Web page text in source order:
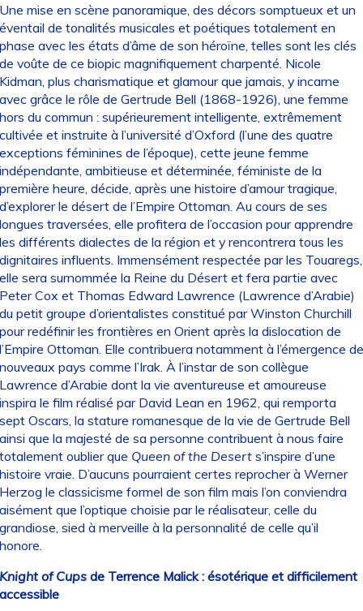
mise en scène panoramique, des décors somptueux et un
de tonalités musicales et poétiques totalement en
avec les états d’âme de son héroïne, telles sont les clés
voûte de ce biopic magnifiquement charpenté. Nicole
plus charismatique et glamour que jamais, y incarne
grâce le rôle de Gertrude Bell (1868-1926), une femme
du commun : supérieurement intelligente, extrêmement
et instruite à l’université d’Oxford (l’une des quatre
féminines de l’époque), cette jeune femme
ambitieuse et déterminée, féministe de la
heure, décide, après une histoire d’amour tragique,
le désert de l’Empire Ottoman. Au cours de ses
traversées, elle profitera de l’occasion pour apprendre
différents dialectes de la région et y rencontrera tous les
influents. Immensément respectée par les Touaregs,
sera surnommée la Reine du Désert et fera partie avec
Cox et Thomas Edward Lawrence (Lawrence d’Arabie)
petit groupe d’orientalistes constitué par Winston Churchill
redéfinir les frontières en Orient après la dislocation de
Ottoman. Elle contribuera notamment à l’émergence de
pays comme l’Irak. À l’instar de son collègue
d’Arabie dont la vie aventureuse et amoureuse
le film réalisé par David Lean en 1962, qui remporta
Oscars, la stature romanesque de la vie de Gertrude Bell
que la majesté de sa personne contribuent à nous faire
oublier que Queen of the Deserts’inspire d’une
vraie. D’aucuns pourraient certes reprocher à Werner
le classicisme formel de son film mais l’on conviendra
que l’optique choisie par le réalisateur, celle du
sied à merveille à la personnalité de celle qu’il
of Cups de Terrence Malick : ésotérique et difficilement